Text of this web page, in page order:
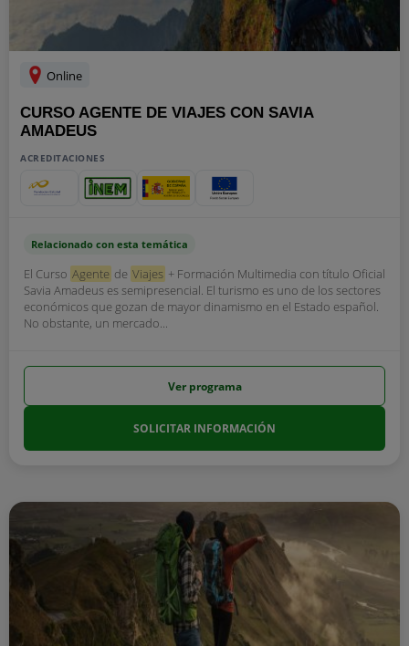
Online
CURSO AGENTE DE VIAJES CON SAVIA
AMADEUS
ACREDITACIONES
Relacionado con esta temática
El Curso Agente de Viajes + Formación Multimedia con título Oficial
Savia Amadeus es semipresencial. El turismo es uno de los sectores
económicos que gozan de mayor dinamismo en el Estado español.
No obstante, un mercado...
Ver programa
SOLICITAR INFORMACIÓN